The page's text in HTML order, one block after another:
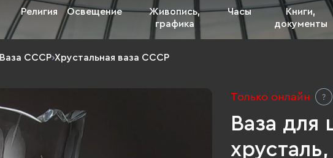
Религия Освещение
Живопись,
графика
Часы
Книги,
документы
Ваза СССР›Хрустальная ваза СССР
Только онлайн
Ваза